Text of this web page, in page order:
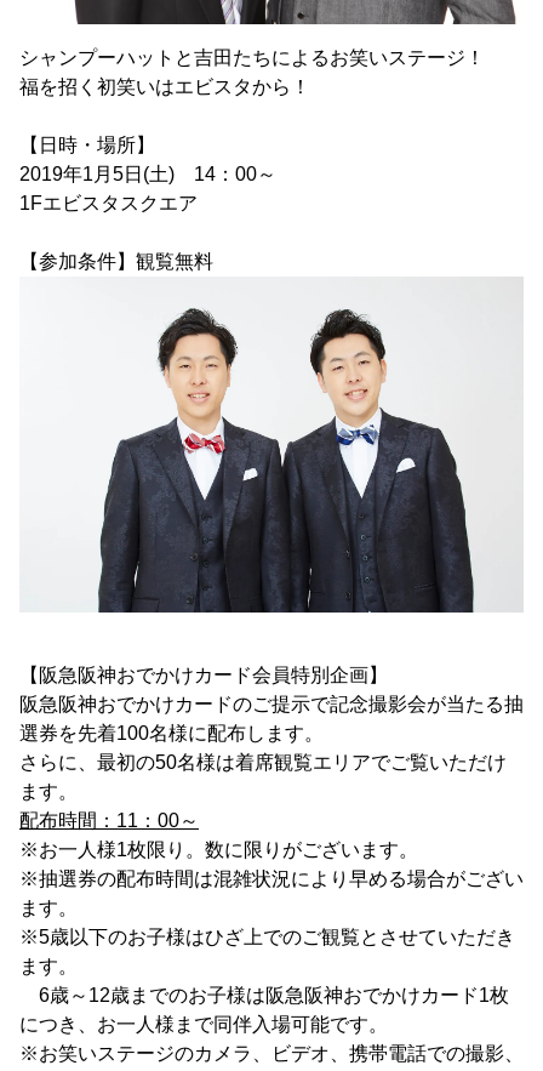
シャンプーハットと吉田たちによるお笑いステージ！
福を招く初笑いはエビスタから！
【日時・場所】
2019年1月5日(土) 14：00～
1Fエビスタスクエア
【参加条件】観覧無料
【阪急阪神おでかけカード会員特別企画】
阪急阪神おでかけカードのご提示で記念撮影会が当たる抽
選券を先着100名様に配布します。
さらに、最初の50名様は着席観覧エリアでご覧いただけ
ます。
配布時間：11：00～
※お一人様1枚限り。数に限りがございます。
※抽選券の配布時間は混雑状況により早める場合がござい
ます。
※5歳以下のお子様はひざ上でのご観覧とさせていただき
ます。
6歳～12歳までのお子様は阪急阪神おでかけカード1枚
につき、お一人様まで同伴入場可能です。
※お笑いステージのカメラ、ビデオ、携帯電話での撮影、